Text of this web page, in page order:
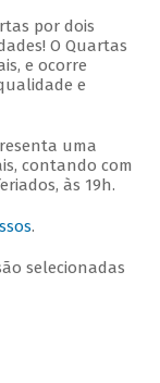
por dois
O Quartas
e ocorre
e
uma
contando com
às 19h.
.
selecionadas